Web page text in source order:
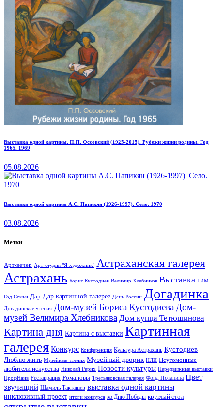
Выставка одной картины. П.П. Оссовский (1925-2015). Рубежи жизни родины. Год
1965. 1969
05.08.2026
Выставка одной картины А.С. Папикян (1926-1997). Село. 1970
03.08.2026
Метки
Арт-вечер Арт-студия "Я-художник" Астраханская галерея
Астрахань Борис Кустодиев Велимир Хлебников Выставка ГИМ
Год Семьи Дар Дар картинной галерее День России Догадинка
Догадинские чтения Дом-музей Бориса КустодиеваДом-
музей Велимира Хлебникова Дом купца Тетюшинова
Картина дня Картина с выставки Картинная
галерея Конкурс Конференция Культура Астрахань Кустодиев
Люблю жить Музейные чтения Музейный дворик НЛИ Неугомонные
любители искусства Николай Рерих Новости культуры Передвижные выставки
ПрофНаив Реставрация Романовы Третьяковская галерея Фонд Потанина Цвет
звучащий Шамиль Такташев выставка одной картины
инклюзивный проект итоги конкурса ко Дню Победы круглый стол